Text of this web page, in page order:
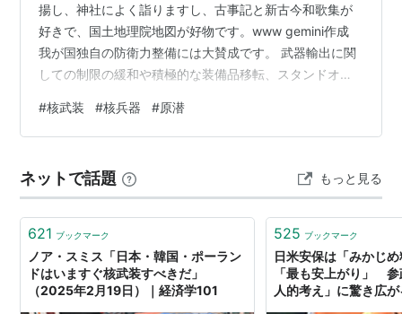
政治的威嚇
とにかく核兵器を1発でも保有し、そのこと自体を政治
的取引の材料としようというもの。北朝鮮などが目指し
ているとされる。
基本的には「核保有国」というステイタスの獲得が問題
い*3 。このため弾頭が小型化されてない、単なる核爆発
には核で「武装」しているとは言い難いかもしれない。
核抑止
核兵器を一定の数量以上配備して第二撃能力（報復能
揚し、神社によく詣りますし、古事記と新古今和歌集が
好きで、国土地理院地図が好物です。www gemini作成
我が国独自の防衛力整備には大賛成です。 武器輸出に関
しての制限の緩和や積極的な装備品移転、スタンドオフ
隊配備、多国間による軍事協力、基盤となる予算の増額
（韓国やNATO諸国並みの3.5％程度）とそれに伴う、税
し、自衛隊の処遇改善と地位向上、国家による工廠保有
なども大賛成です。更に言えば憲法に、自衛隊による国
防を明記することと、緊急事態条項…
#核武装 #核兵器 #原潜
ネットで話題 もっと見る
621 ブックマーク
ノア・スミス「日本・韓国・ポーラン
ドはいますぐ核武装すべきだ」
（2025年2月19日）｜経済学101
525 ブックマーク
日米安保は「みかじ
「最も安上がり」
人的考え」に驚き広